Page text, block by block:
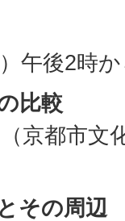
午後2時
比較
京都市文
その周辺